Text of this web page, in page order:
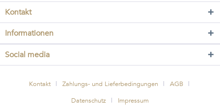
Kontakt
Informationen
Social media
Kontakt Zahlungs- und Lieferbedingungen
AGB
Datenschutz
Impressum